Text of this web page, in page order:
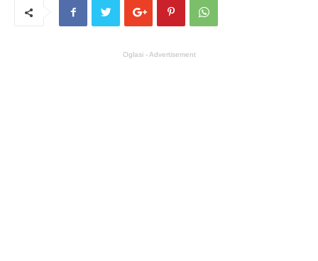
Oglasi - Advertisement